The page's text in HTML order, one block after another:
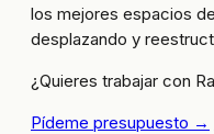
los mejores espacios
desplazando y
¿Quieres trabajar con
Pídeme presupuesto →